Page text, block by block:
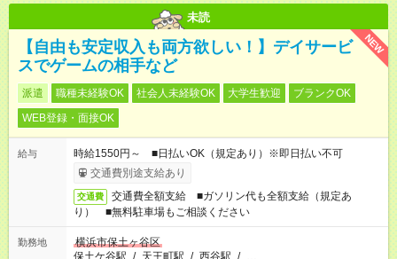
未読
NEW
【自由も安定収入も両方欲しい！】デイサービ
スでゲームの相手など
派遣 職種未経験OK 社会人未経験OK 大学生歓迎
ブランクOK
WEB登録・面接OK
給与
時給1550円～ ■日払いOK（規定あり）※即日払い不可
交通費別途支給あり
交通費
交通費全額支給 ■ガソリン代も全額支給（規定あ
り） ■無料駐車場もご相談ください
勤務地
横浜市保土ヶ谷区
保土ケ谷駅 / 天王町駅 / 西谷駅 / …